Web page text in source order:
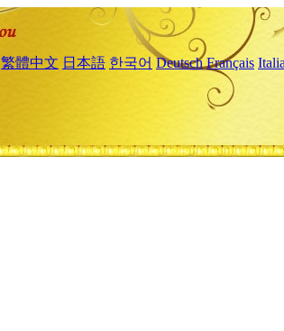
繁體中文 日本語 한국어 Deutsch Français